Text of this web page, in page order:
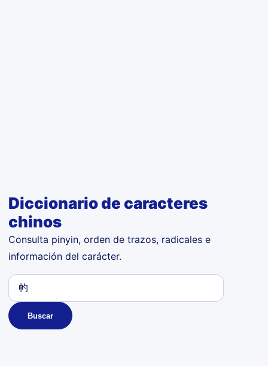
Diccionario de caracteres
chinos
Consulta pinyin, orden de trazos, radicales e
información del carácter.
Buscar